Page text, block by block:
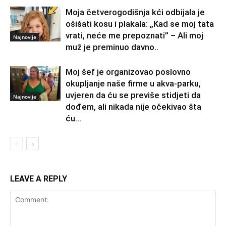
Najnovije
Moja četverogodišnja kći odbijala je
ošišati kosu i plakala: „Kad se moj tata
vrati, neće me prepoznati” – Ali moj
muž je preminuo davno.․
Najnovije
Moj šef je organizovao poslovno
okupljanje naše firme u akva-parku,
uvjeren da ću se previše stidjeti da
dođem, ali nikada nije očekivao šta
ću...
LEAVE A REPLY